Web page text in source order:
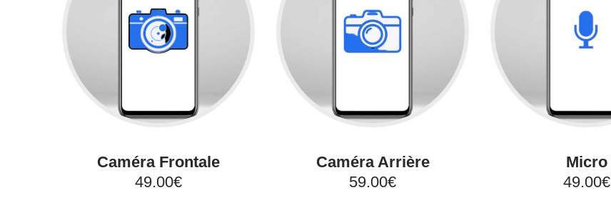
Caméra Frontale
49.00€
Caméra Arrière
59.00€
Micro
49.00€